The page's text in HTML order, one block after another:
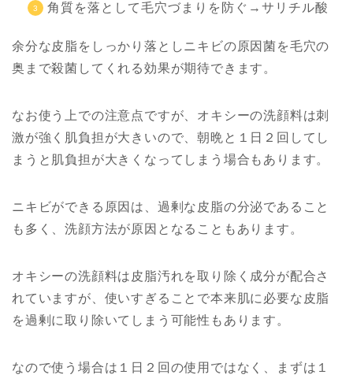
角質を落として毛穴づまりを防ぐ→サリチル酸
余分な皮脂をしっかり落としニキビの原因菌を毛穴の
奥まで殺菌してくれる効果が期待できます。
なお使う上での注意点ですが、オキシーの洗顔料は刺
激が強く肌負担が大きいので、朝晩と１日２回してし
まうと肌負担が大きくなってしまう場合もあります。
ニキビができる原因は、過剰な皮脂の分泌であること
も多く、洗顔方法が原因となることもあります。
オキシーの洗顔料は皮脂汚れを取り除く成分が配合さ
れていますが、使いすぎることで本来肌に必要な皮脂
を過剰に取り除いてしまう可能性もあります。
なので使う場合は１日２回の使用ではなく、まずは１